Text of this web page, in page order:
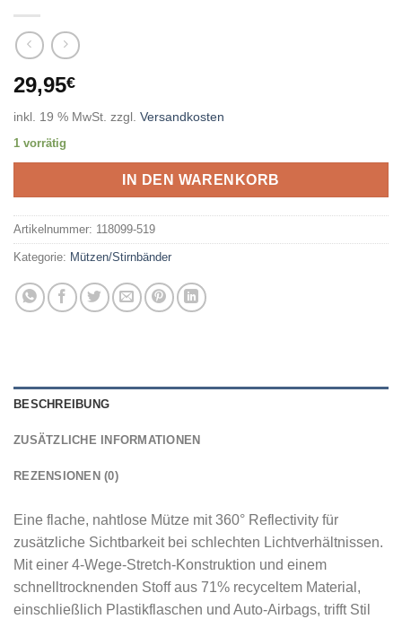
29,95€
inkl. 19 % MwSt. zzgl. Versandkosten
1 vorrätig
IN DEN WARENKORB
Artikelnummer: 118099-519
Kategorie: Mützen/Stirnbänder
BESCHREIBUNG
ZUSÄTZLICHE INFORMATIONEN
REZENSIONEN (0)
Eine flache, nahtlose Mütze mit 360° Reflectivity für
zusätzliche Sichtbarkeit bei schlechten Lichtverhältnissen.
Mit einer 4-Wege-Stretch-Konstruktion und einem
schnelltrocknenden Stoff aus 71% recyceltem Material,
einschließlich Plastikflaschen und Auto-Airbags, trifft Stil